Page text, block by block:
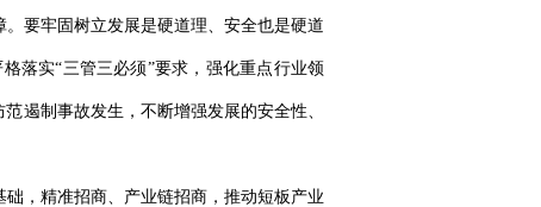
要牢固树立发展是硬道理、安全也是硬道
落实“三管三必须”要求，强化重点行业领
遏制事故发生，不断增强发展的安全性、
，精准招商、产业链招商，推动短板产业